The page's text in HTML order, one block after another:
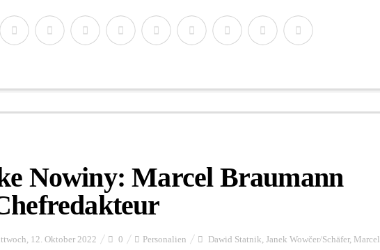
Nowiny: Marcel Braumann
12. Oktober 2022 0 Personalien Dawid Statnik Janek Wowčer/Schäfer, Marcel